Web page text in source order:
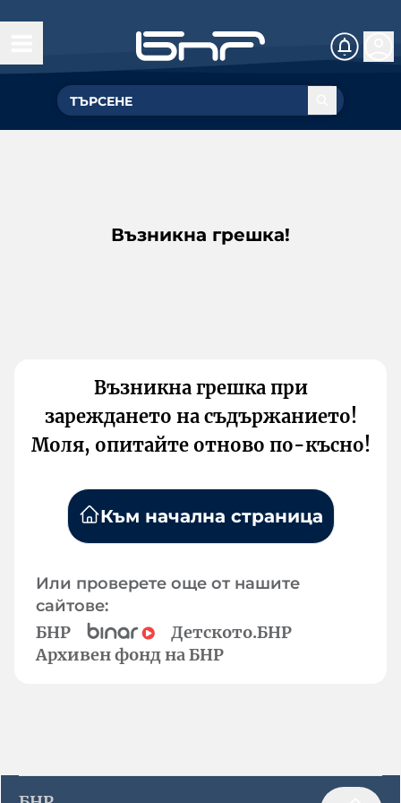
Възникна грешка!
Възникна грешка при
зареждането на съдържанието!
Моля, опитайте отново по-късно!
Към начална страница
Или проверете още от нашите
сайтове:
БНР
Детското.БНР
Архивен фонд на БНР